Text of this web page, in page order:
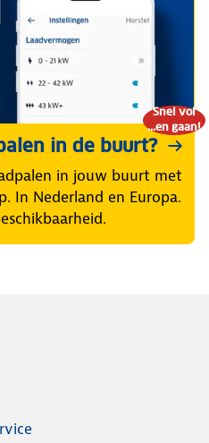
Snel vol
...en gaan!
in de buurt?
in jouw buurt met
In Nederland en Europa.